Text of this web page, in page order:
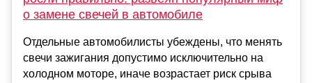
о замене свечей в автомобиле
Отдельные автомобилисты убеждены, что менять
свечи зажигания допустимо исключительно на
холодном моторе, иначе возрастает риск срыва